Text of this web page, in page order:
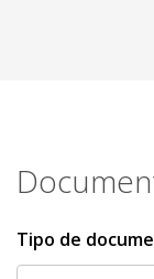
Tipo de